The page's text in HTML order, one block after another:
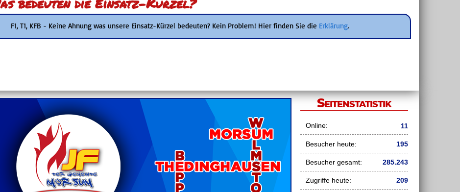
bedeuten die Einsatz-Kürzel?
F1, T1, KFB - Keine Ahnung was unsere Einsatz-Kürzel bedeuten? Kein Problem! Hier finden Sie die Erklärung.
Seitenstatistik
Online: 11
Besucher heute: 195
Besucher gesamt: 285.243
Zugriffe heute: 209